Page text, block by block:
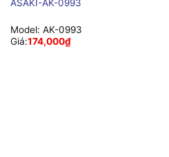
ASAKI-AK-0993
Model: AK-0993
Giá:174,000₫